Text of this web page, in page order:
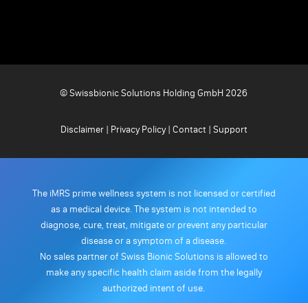
© Swissbionic Solutions Holding GmbH 2026
Disclaimer | Privacy Policy| Contact | Support
The iMRS prime wellness system is not licensed or certified
as a medical device. The system is not intended to
diagnose, cure, treat, mitigate or prevent any particular
disease or a symptom of a disease.
No sales partner of Swiss Bionic Solutions is allowed to
make any specific health claim aside from the legally
authorized intent of use.